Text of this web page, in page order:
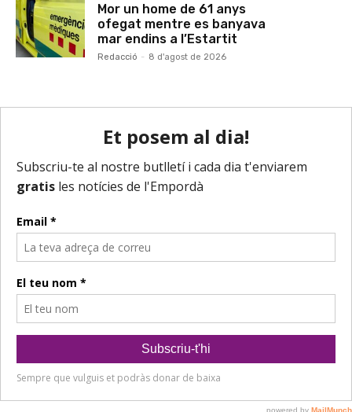
Mor un home de 61 anys
ofegat mentre es banyava
mar endins a l’Estartit
Redacció - 8 d'agost de 2026